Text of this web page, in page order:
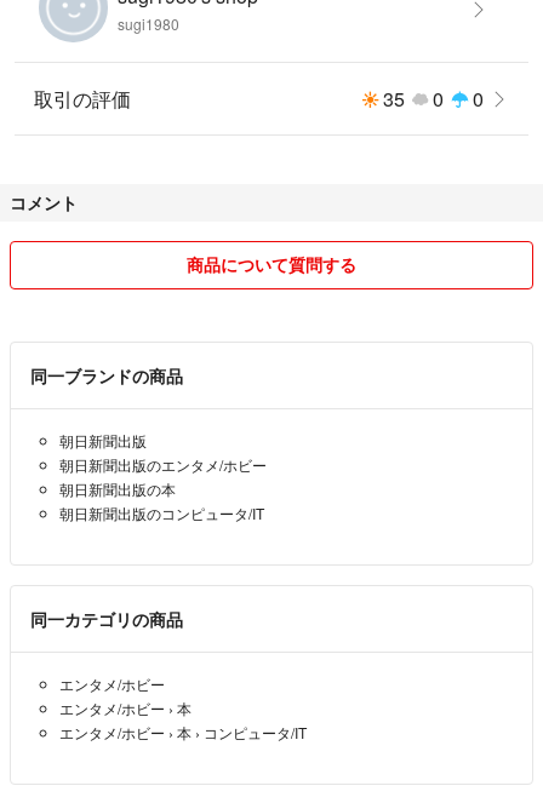
sugi1980
取引の評価 35 0 0
コメント
商品について質問する
同一ブランドの商品
朝日新聞出版
朝日新聞出版のエンタメ/ホビー
朝日新聞出版の本
朝日新聞出版のコンピュータ/IT
同一カテゴリの商品
エンタメ/ホビー
エンタメ/ホビー › 本
エンタメ/ホビー › 本 › コンピュータ/IT